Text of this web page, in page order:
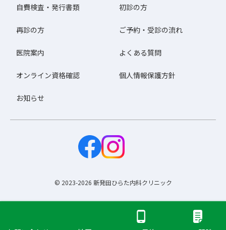
自費検査・発行書類 初診の方
再診の方 ご予約・受診の流れ
医院案内 よくある質問
オンライン資格確認 個人情報保護方針
お知らせ
© 2023-2026 新発田ひらた内科クリニック